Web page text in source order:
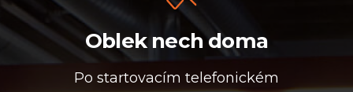
Oblek nech doma
Po startovacím telefonickém